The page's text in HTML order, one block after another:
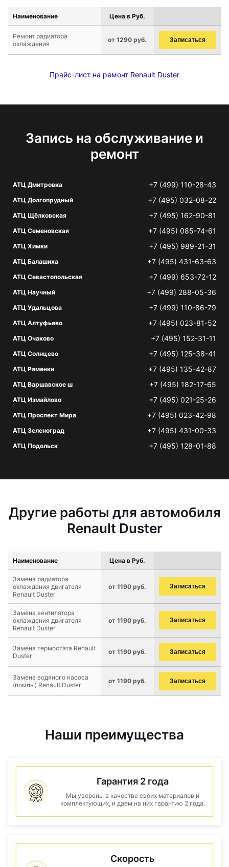
Наименование Цена в Руб.
Ремонт радиатора
охлаждения
от 1290 руб. Записаться
Прайс-лист на ремонт Renault Duster
Запись на обслуживание и
ремонт
АТЦ Дмитровка +7 (499) 110-28-43
АТЦ Долгопрудный +7 (495) 032-08-22
АТЦ Щёлковская +7 (495) 162-90-81
АТЦ Семеновская +7 (495) 085-74-61
АТЦ Химки +7 (495) 989-21-31
АТЦ Балашиха +7 (495) 431-63-63
АТЦ Севастопольская +7 (499) 653-72-12
АТЦ Научный +7 (499) 288-05-36
АТЦ Удальцова +7 (499) 110-86-79
АТЦ Алтуфьево +7 (495) 023-81-52
АТЦ Очаково +7 (495) 152-31-11
АТЦ Солнцево +7 (495) 125-38-41
АТЦ Раменки +7 (495) 135-42-87
АТЦ Варшавское ш +7 (495) 182-17-65
АТЦ Измайлово +7 (495) 021-25-26
АТЦ Проспект Мира +7 (495) 023-42-98
АТЦ Зеленоград +7 (495) 431-00-33
АТЦ Подольск +7 (495) 128-01-88
Другие работы для автомобиля
Renault Duster
Наименование Цена в Руб.
Замена радиатора
охлаждения двигателя
Renault Duster
от 1190 руб. Записаться
Замена вентилятора
охлаждения двигателя
Renault Duster
от 1190 руб. Записаться
Замена термостата Renault
Duster
от 1190 руб. Записаться
Замена водяного насоса
(помпы) Renault Duster
от 1190 руб. Записаться
Наши преимущества
Гарантия 2 года
Мы уверены в качестве своих материалов и
комплектующих, и даем на них гарантию 2 года.
Скорость